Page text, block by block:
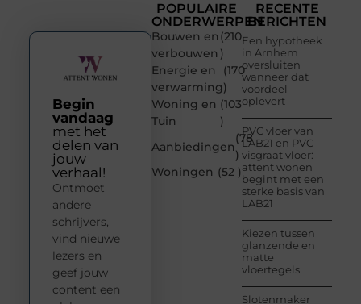
POPULAIRE
ONDERWERPEN
Bouwen en
verbouwen
(210
)
Energie en
verwarming
(170
)
Woning en
Tuin
(103
)
Aanbiedingen
(78
)
Woningen (52 )
RECENTE
BERICHTEN
Een hypotheek
in Arnhem
oversluiten
wanneer dat
voordeel
oplevert
PVC vloer van
LAB21 en PVC
visgraat vloer:
attent wonen
begint met een
sterke basis van
LAB21
Kiezen tussen
glanzende en
matte
vloertegels
Slotenmaker
Begin
vandaag
met het
delen van
jouw
verhaal!
Ontmoet
andere
schrijvers,
vind nieuwe
lezers en
geef jouw
content een